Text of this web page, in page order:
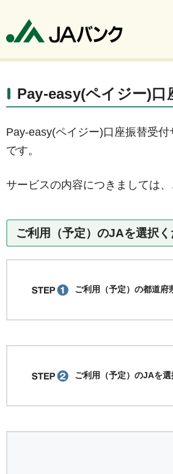
Pay-easy(ペイジー)口
Pay-easy(ペイジー)口座振替受
です。
サービスの内容につきましては
ご利用（予定）のJAを選択
ご利用（予定）の都道府
ご利用（予定）のJAを